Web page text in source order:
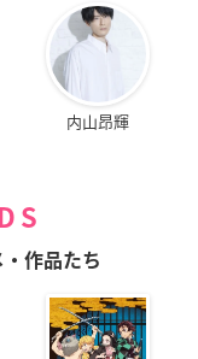
内山昂輝
作品たち